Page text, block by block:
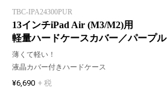
TBC-IPA24300PUR
13インチiPad Air (M3/M2)用
軽量ハードケースカバー／パープル
薄くて軽い！
液晶カバー付きハードケース
¥6,690 + 税